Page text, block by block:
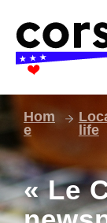
content
Hom
e
life
« Le